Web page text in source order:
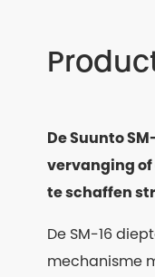
De Suunto
vervanging of
te schaffen
De SM-16
mechanisme